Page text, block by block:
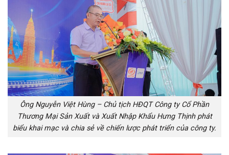
Ông Nguyễn Việt Hùng – Chủ tịch HĐQT Công ty Cổ Phần
Thương Mại Sản Xuất và Xuất Nhập Khẩu Hưng Thịnh phát
biểu khai mạc và chia sẻ về chiến lược phát triển của công ty.